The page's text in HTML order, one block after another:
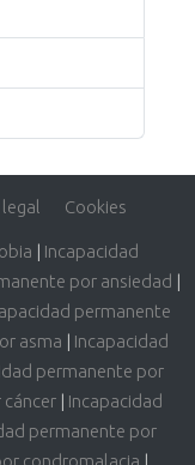
Cookies
| Incapacidad
por ansiedad |
permanente
asma | Incapacidad
permanente por
| Incapacidad
permanente por
condromalacia |